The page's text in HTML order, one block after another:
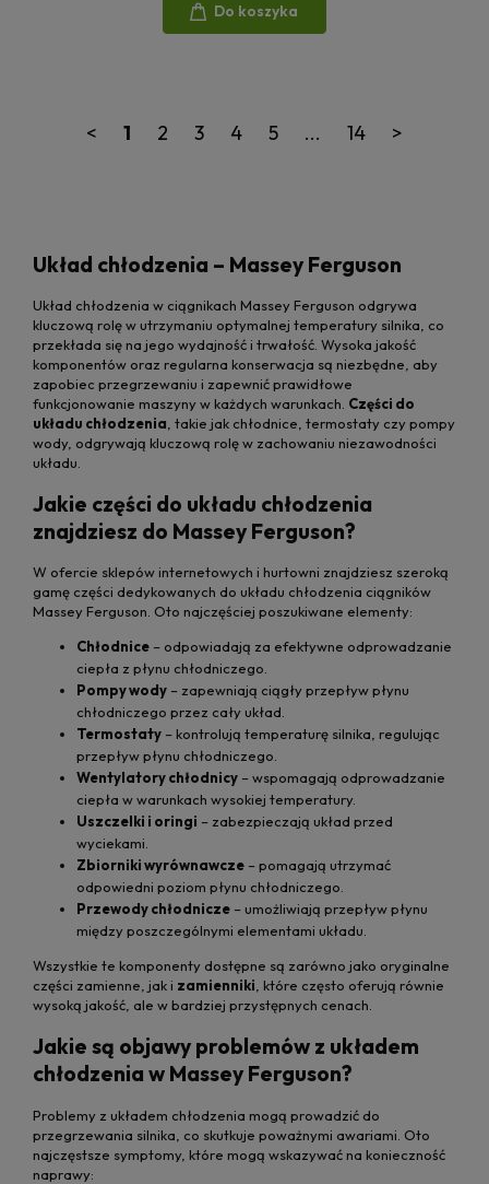
Do koszyka
< 1 2 3 4 5 ... 14 >
Układ chłodzenia – Massey Ferguson
Układ chłodzenia w ciągnikach Massey Ferguson odgrywa
kluczową rolę w utrzymaniu optymalnej temperatury silnika, co
przekłada się na jego wydajność i trwałość. Wysoka jakość
komponentów oraz regularna konserwacja są niezbędne, aby
zapobiec przegrzewaniu i zapewnić prawidłowe
funkcjonowanie maszyny w każdych warunkach. Części do
układu chłodzenia , takie jak chłodnice, termostaty czy pompy
wody, odgrywają kluczową rolę w zachowaniu niezawodności
układu.
Jakie części do układu chłodzenia
znajdziesz do Massey Ferguson?
W ofercie sklepów internetowych i hurtowni znajdziesz szeroką
gamę części dedykowanych do układu chłodzenia ciągników
Massey Ferguson. Oto najczęściej poszukiwane elementy:
Chłodnice – odpowiadają za efektywne odprowadzanie
ciepła z płynu chłodniczego.
Pompy wody – zapewniają ciągły przepływ płynu
chłodniczego przez cały układ.
Termostaty – kontrolują temperaturę silnika, regulując
przepływ płynu chłodniczego.
Wentylatory chłodnicy – wspomagają odprowadzanie
ciepła w warunkach wysokiej temperatury.
Uszczelki i oringi – zabezpieczają układ przed
wyciekami.
Zbiorniki wyrównawcze – pomagają utrzymać
odpowiedni poziom płynu chłodniczego.
Przewody chłodnicze – umożliwiają przepływ płynu
między poszczególnymi elementami układu.
Wszystkie te komponenty dostępne są zarówno jako oryginalne
części zamienne, jak i zamienniki, które często oferują równie
wysoką jakość, ale w bardziej przystępnych cenach.
Jakie są objawy problemów z układem
chłodzenia w Massey Ferguson?
Problemy z układem chłodzenia mogą prowadzić do
przegrzewania silnika, co skutkuje poważnymi awariami. Oto
najczęstsze symptomy, które mogą wskazywać na konieczność
naprawy: